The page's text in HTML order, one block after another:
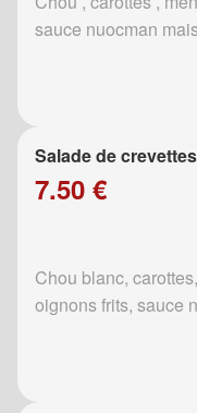
sauce nuocman
Salade de crevettes
7.50 €
Chou blanc,
oignons frits, sauce